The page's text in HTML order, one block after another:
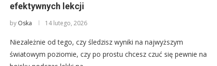
efektywnych lekcji
by Oska 14 lutego, 2026
Niezależnie od tego, czy śledzisz wyniki na najwyższym
światowym poziomie, czy po prostu chcesz czuć się pewnie na